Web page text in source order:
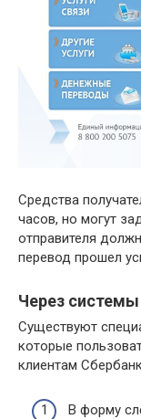
Средства
часов, но могут
отправителя
перевод прошел
Через
Существуют
которые
клиентам
В форму